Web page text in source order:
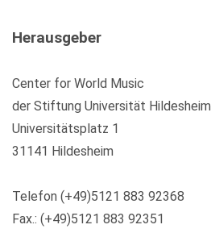
Herausgeber
Center for World Music
der Stiftung Universität Hildesheim
Universitätsplatz 1
31141 Hildesheim
Telefon (+49)5121 883 92368
Fax.: (+49)5121 883 92351